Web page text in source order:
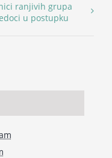
ranjivih grupa
u postupku